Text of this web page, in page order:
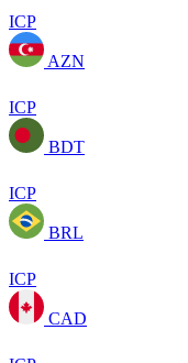
ICP
AZN
ICP
BDT
ICP
BRL
ICP
CAD